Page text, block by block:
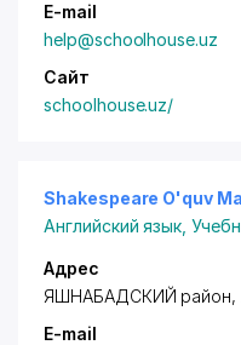
E-mail
help@schoolhouse.uz
Сайт
schoolhouse.uz/
Shakespeare O'quv
Английский язык ,
Адрес
ЯШНАБАДСКИЙ район,
E-mail